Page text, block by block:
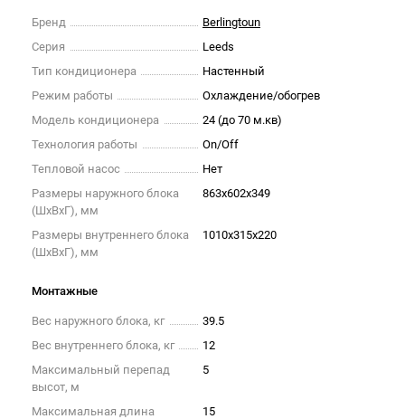
Бренд
Berlingtoun
Серия
Leeds
Тип кондиционера
Настенный
Режим работы
Охлаждение/обогрев
Модель кондиционера
24 (до 70 м.кв)
Технология работы
On/Off
Тепловой насос
Нет
Размеры наружного блока
(ШxВxГ), мм
863x602x349
Размеры внутреннего блока
(ШxВxГ), мм
1010x315x220
Монтажные
Вес наружного блока, кг
39.5
Вес внутреннего блока, кг
12
Максимальный перепад
высот, м
5
Максимальная длина
15